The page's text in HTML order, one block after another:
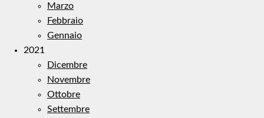
Marzo
Febbraio
Gennaio
2021
Dicembre
Novembre
Ottobre
Settembre